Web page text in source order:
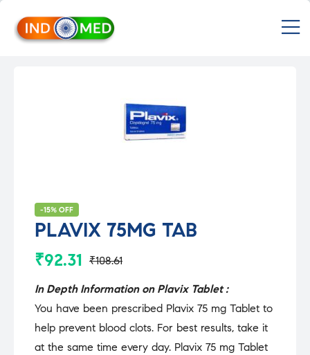
Import
Export
-15% OFF
PLAVIX 75MG TAB
₹108.61
Original
price
was:
₹108.61.
₹92.31
Current
price
is:
₹92.31.
In Depth Information on Plavix Tablet :
You have been prescribed Plavix 75 mg Tablet to
help prevent blood clots. For best results, take it
at the same time every day. Plavix 75 mg Tablet